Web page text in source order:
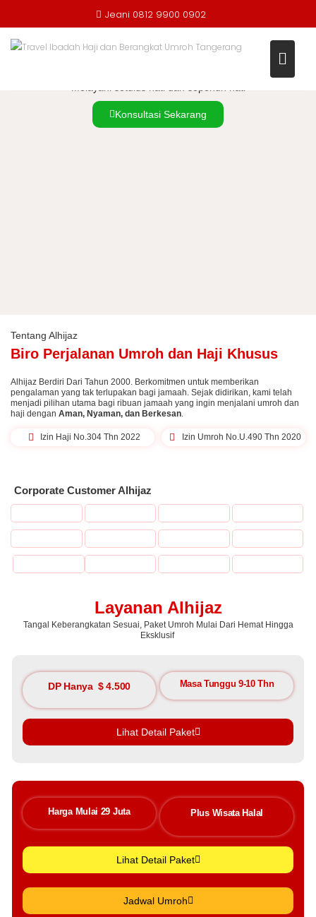
Jeani 0812 9900 0902
TRAVEL UMROH & HAJI AKREDITASI "A"
Konsultasi Sekarang
Tentang Alhijaz
Biro Perjalanan Umroh dan Haji Khusus
Alhijaz Berdiri Dari Tahun 2000. Berkomitmen untuk memberikan
pengalaman yang tak terlupakan bagi jamaah. Sejak didirikan, kami telah
menjadi pilihan utama bagi ribuan jamaah yang ingin menjalani umroh dan
haji dengan Aman, Nyaman, dan Berkesan.
Izin Haji No.304 Thn 2022 Izin Umroh No.U.490 Thn 2020
Corporate Customer Alhijaz
Layanan Alhijaz
Tangal Keberangkatan Sesuai, Paket Umroh Mulai Dari Hemat Hingga
Eksklusif
DP Hanya $ 4.500 Masa Tunggu 9-10 Thn
Lihat Detail Paket
Harga Mulai 29 Juta Plus Wisata Halal
Lihat Detail Paket
Jadwal Umroh